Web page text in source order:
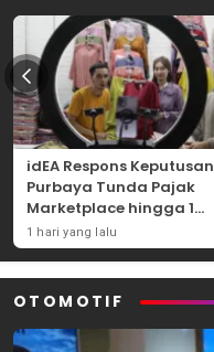
idEA Respons Keputusan
Purbaya Tunda Pajak
Marketplace hingga 1
November 2026
1 hari yang lalu
OTOMOTIF